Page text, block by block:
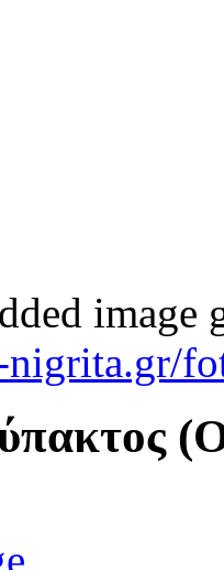
image